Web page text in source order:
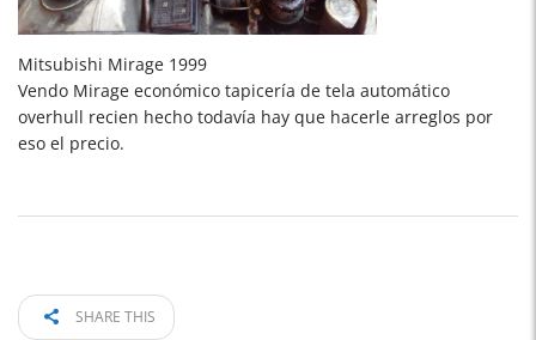
Mitsubishi Mirage 1999
Vendo Mirage económico tapicería de tela automático
overhull recien hecho todavía hay que hacerle arreglos por
eso el precio.
SHARE THIS